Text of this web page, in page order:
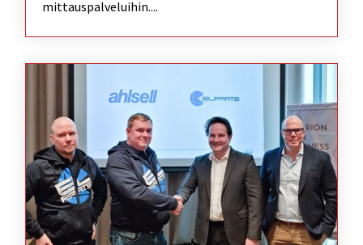
mittauspalveluihin....